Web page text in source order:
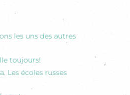
les uns des autres
toujours!
Les écoles russes